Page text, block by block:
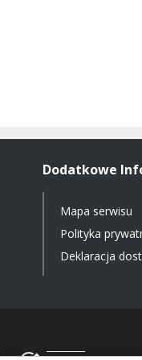
Dodatkowe
Mapa serwisu
Polityka
Deklaracja